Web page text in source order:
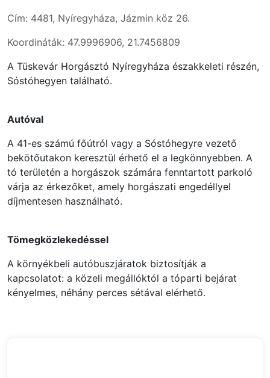
Cím: 4481, Nyíregyháza, Jázmin köz 26.
Koordináták: 47.9996906, 21.7456809
A Tüskevár Horgásztó Nyíregyháza északkeleti részén,
Sóstóhegyen található.
Autóval
A 41-es számú főútról vagy a Sóstóhegyre vezető
bekötőutakon keresztül érhető el a legkönnyebben. A
tó területén a horgászok számára fenntartott parkoló
várja az érkezőket, amely horgászati engedéllyel
díjmentesen használható.
Tömegközlekedéssel
A környékbeli autóbuszjáratok biztosítják a
kapcsolatot: a közeli megállóktól a tóparti bejárat
kényelmes, néhány perces sétával elérhető.